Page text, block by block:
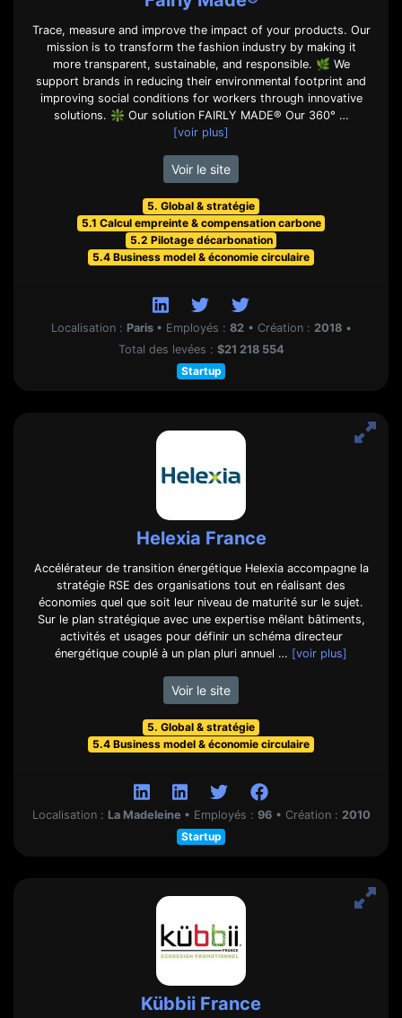
Trace, measure and improve the impact of your products. Our
mission is to transform the fashion industry by making it
more transparent, sustainable, and responsible. 🌿 We
support brands in reducing their environmental footprint and
improving social conditions for workers through innovative
solutions. ❇️ Our solution FAIRLY MADE® Our 360° …
[voir plus]
Voir le site
5. Global & stratégie
5.1 Calcul empreinte & compensation carbone
5.2 Pilotage décarbonation
5.4 Business model & économie circulaire
Localisation : Paris • Employés : 82 • Création : 2018 •
Total des levées : $21 218 554
Startup
Helexia France
Accélérateur de transition énergétique Helexia accompagne la
stratégie RSE des organisations tout en réalisant des
économies quel que soit leur niveau de maturité sur le sujet.
Sur le plan stratégique avec une expertise mêlant bâtiments,
activités et usages pour définir un schéma directeur
énergétique couplé à un plan pluri annuel … [voir plus]
Voir le site
5. Global & stratégie
5.4 Business model & économie circulaire
Localisation : La Madeleine • Employés : 96 • Création : 2010
Startup
Kübbii France